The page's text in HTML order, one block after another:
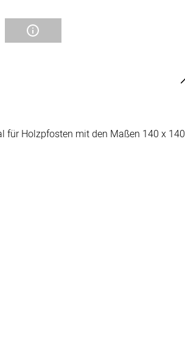
für Holzpfosten mit den Maßen 140 x 140